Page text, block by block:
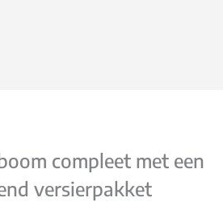
compleet met een
versierpakket